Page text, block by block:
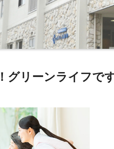
グリーンライフです